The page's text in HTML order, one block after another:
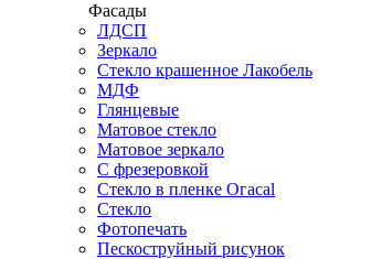
Фасады
ЛДСП
Зеркало
Стекло крашенное Лакобель
МДФ
Глянцевые
Матовое стекло
Матовое зеркало
С фрезеровкой
Стекло в пленке Огасаl
Стекло
Фотопечать
Пескоструйный рисунок